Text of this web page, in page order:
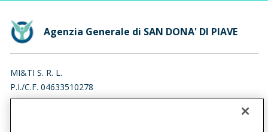
Agenzia Generale di SAN DONA' DI PIAVE
MI&TI S. R. L.
P.I./C.F. 04633510278
VIA GRAZIA DELEDDA 7, 30027 SAN DONA' DI PIAVE (VE)